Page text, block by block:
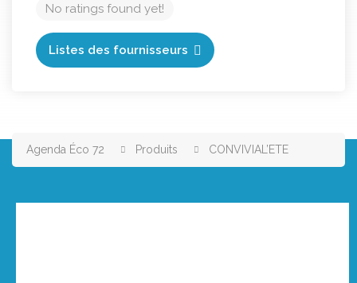
No ratings found yet!
Listes des fournisseurs
Agenda Éco 72 Produits CONVIVIAL’ETE